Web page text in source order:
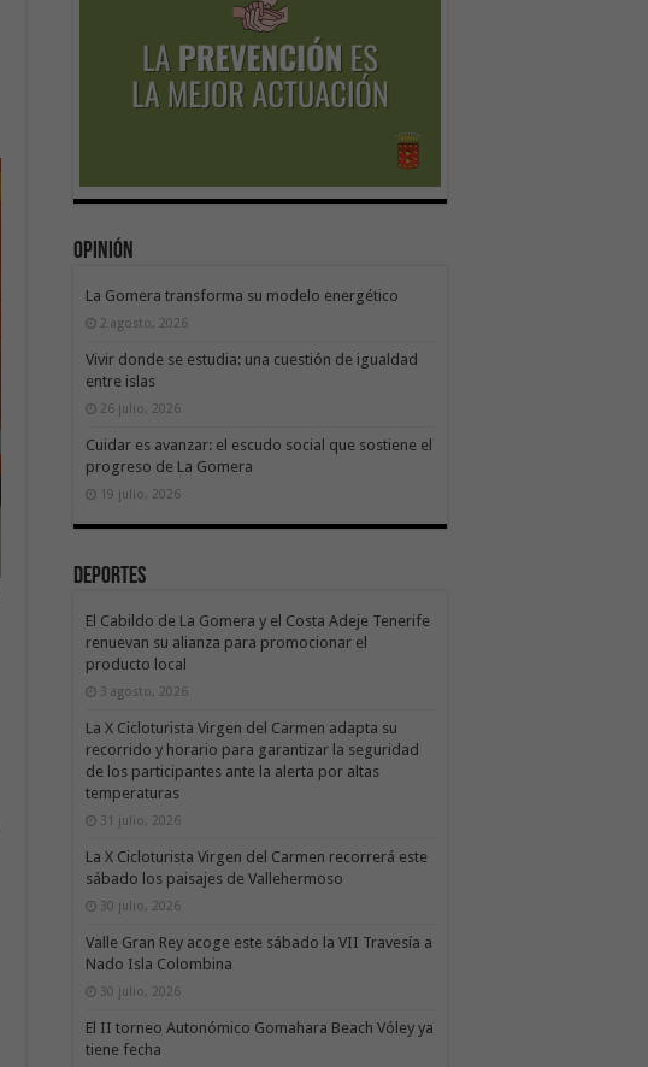
Opinión
La Gomera transforma su modelo energético
2 agosto, 2026
Vivir donde se estudia: una cuestión de igualdad
entre islas
26 julio, 2026
Cuidar es avanzar: el escudo social que sostiene el
progreso de La Gomera
19 julio, 2026
Deportes
El Cabildo de La Gomera y el Costa Adeje Tenerife
renuevan su alianza para promocionar el
producto local
3 agosto, 2026
La X Cicloturista Virgen del Carmen adapta su
recorrido y horario para garantizar la seguridad
de los participantes ante la alerta por altas
temperaturas
31 julio, 2026
La X Cicloturista Virgen del Carmen recorrerá este
sábado los paisajes de Vallehermoso
30 julio, 2026
Valle Gran Rey acoge este sábado la VII Travesía a
Nado Isla Colombina
30 julio, 2026
El II torneo Autonómico Gomahara Beach Vóley ya
tiene fecha